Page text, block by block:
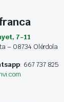
7-11
– 08734 Olérdola
: 667 737 825